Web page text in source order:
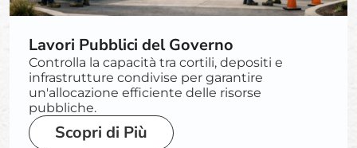
Lavori Pubblici del Governo
Controlla la capacità tra cortili, depositi e
infrastrutture condivise per garantire
un'allocazione efficiente delle risorse
pubbliche.
Scopri di Più